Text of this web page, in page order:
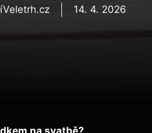
14. 4. 2026
na svatbě?